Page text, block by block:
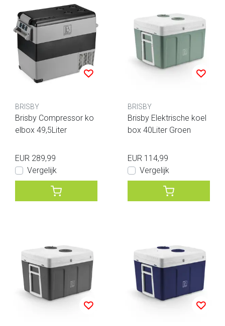
BRISBY
Brisby Compressor ko
elbox 49,5Liter
EUR 289,99
Vergelijk
BRISBY
Brisby Elektrische koel
box 40Liter Groen
EUR 114,99
Vergelijk